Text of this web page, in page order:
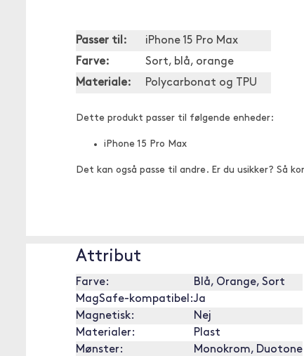
Passer til:
iPhone 15 Pro Max
Farve:
Sort, blå, orange
Materiale:
Polycarbonat og TPU
Dette produkt passer til følgende enheder:
iPhone 15 Pro Max
Det kan også passe til andre. Er du usikker? Så
Attribut
Farve:
Blå, Orange, Sort
MagSafe-kompatibel:Ja
Magnetisk:
Nej
Materialer:
Plast
Mønster:
Monokrom, Duotone